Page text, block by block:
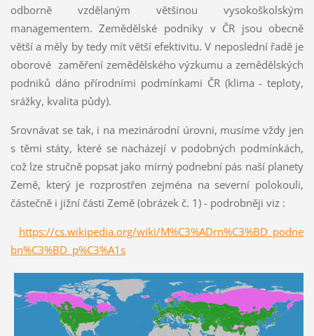
odborně vzdělaným většinou vysokoškolským
managementem. Zemědělské podniky v ČR jsou obecně
větší a měly by tedy mít větší efektivitu. V neposlední řadě je
oborové zaměření zemědělského výzkumu a zemědělských
podniků dáno přírodními podmínkami ČR (klima - teploty,
srážky, kvalita půdy).
Srovnávat se tak, i na mezinárodní úrovni, musíme vždy jen
s těmi státy, které se nacházejí v podobných podmínkách,
což lze stručně popsat jako mírný podnební pás naší planety
Země, který je rozprostřen zejména na severní polokouli,
částečně i jižní části Země (obrázek č. 1) - podrobněji viz :
https://cs.wikipedia.org/wiki/M%C3%ADrn%C3%BD_podne
bn%C3%BD_p%C3%A1s